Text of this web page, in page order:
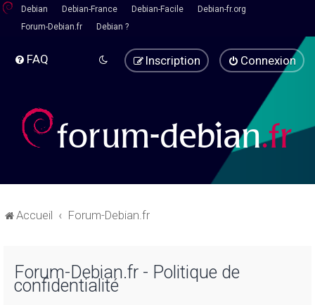
Debian Debian-France Debian-Facile
Debian-fr.org
Forum-Debian.fr
Debian ?
FAQ Connexion
Inscription
Accueil Forum-Debian.fr
Forum-Debian.fr - Politique de
confidentialité